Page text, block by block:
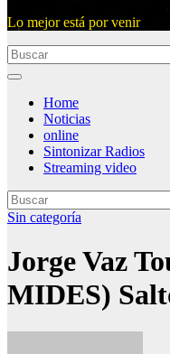
Lo mejor está por venir
Home
Noticias
online
Sintonizar Radios
Streaming video
Sin categoría
Jorge Vaz
MIDES)